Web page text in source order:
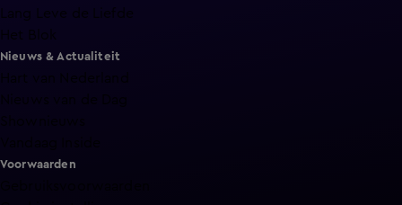
Lang Leve de Liefde
Het Blok
Nieuws & Actualiteit
Voorwaarden